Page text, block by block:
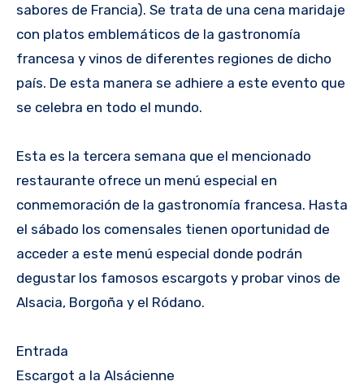
sabores de Francia). Se trata de una cena maridaje
con platos emblemáticos de la gastronomía
francesa y vinos de diferentes regiones de dicho
país. De esta manera se adhiere a este evento que
se celebra en todo el mundo.
Esta es la tercera semana que el mencionado
restaurante ofrece un menú especial en
conmemoración de la gastronomía francesa. Hasta
el sábado los comensales tienen oportunidad de
acceder a este menú especial donde podrán
degustar los famosos escargots y probar vinos de
Alsacia, Borgoña y el Ródano.
Entrada
Escargot a la Alsácienne